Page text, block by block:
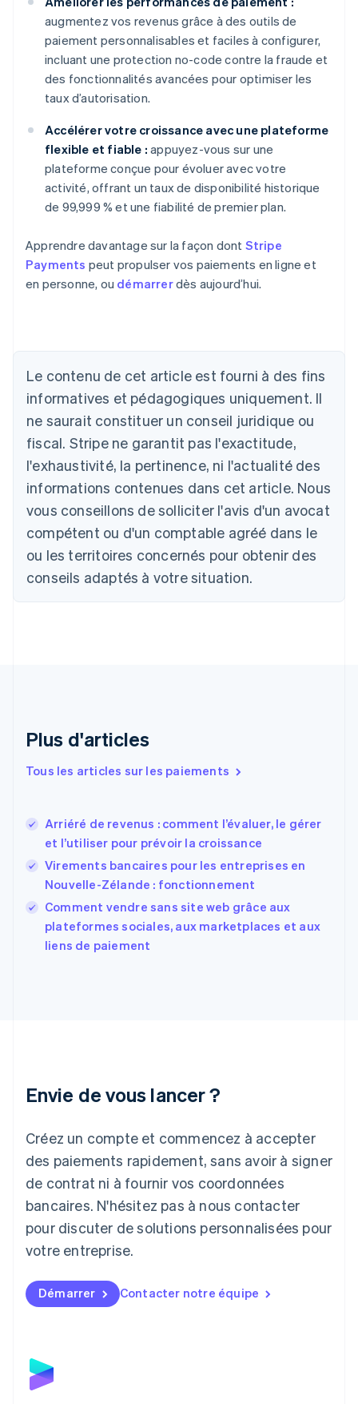
augmentez vos revenus grâce à des outils de
paiement personnalisables et faciles à configurer,
incluant une protection no-code contre la fraude et
des fonctionnalités avancées pour optimiser les
taux d’autorisation.
Accélérer votre croissance avec une plateforme
flexible et fiable : appuyez-vous sur une
plateforme conçue pour évoluer avec votre
activité, offrant un taux de disponibilité historique
de 99,999 % et une fiabilité de premier plan.
Apprendre davantage sur la façon dont Stripe
Payments peut propulser vos paiements en ligne et
en personne, ou démarrerdès aujourd’hui.
Le contenu de cet article est fourni à des fins
informatives et pédagogiques uniquement. Il
ne saurait constituer un conseil juridique ou
fiscal. Stripe ne garantit pas l'exactitude,
l'exhaustivité, la pertinence, ni l'actualité des
informations contenues dans cet article. Nous
vous conseillons de solliciter l'avis d'un avocat
compétent ou d'un comptable agréé dans le
ou les territoires concernés pour obtenir des
conseils adaptés à votre situation.
Plus d'articles
Tous les articles sur les paiements
Arriéré de revenus : comment l’évaluer, le gérer
et l’utiliser pour prévoir la croissance
Virements bancaires pour les entreprises en
Nouvelle-Zélande : fonctionnement
Comment vendre sans site web grâce aux
plateformes sociales, aux marketplaces et aux
liens de paiement
Envie de vous lancer ?
Créez un compte et commencez à accepter
des paiements rapidement, sans avoir à signer
de contrat ni à fournir vos coordonnées
bancaires. N'hésitez pas à nous contacter
pour discuter de solutions personnalisées pour
votre entreprise.
Démarrer Contacter notre équipe
DeutschEnglish
English
Autriche
Deutsch English
Belgique
NederlandsFrançaisDeutschEnglish
Brésil
Bulgarie
English
Canada
English Français
Chine continentale
Espagne
Estonie
EnglishEspañol简体中文
Finlande
English Svenska
FrançaisEnglish
Gibraltar
English
Grèce
Japon
Lettonie
English
Liechtenstein
DeutschEnglish
Lituanie
Luxembourg
FrançaisDeutschEnglish
English简体中文
Malte
Norvège
English